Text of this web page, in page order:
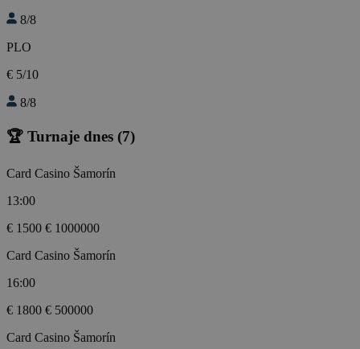
8/8
PLO
€ 5/10
8/8
🏆 Turnaje dnes (7)
Card Casino Šamorín
13:00
€ 1500 € 1000000
Card Casino Šamorín
16:00
€ 1800 € 500000
Card Casino Šamorín